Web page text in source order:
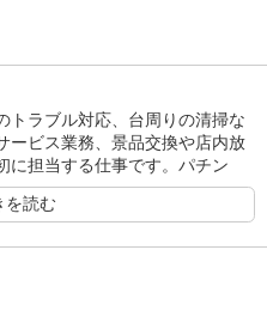
トラブル対応、台周りの清掃な
ービス業務、景品交換や店内放
に担当する仕事です。パチン
方でも、全く問題はありませ
、アルバイトの採用、販促物の
を読む